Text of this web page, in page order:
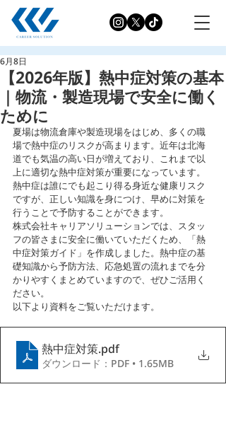
【2026年版】熱中症対策の基本
｜物流・製造現場で安全に働く
ために
6月8日
夏場は物流倉庫や製造現場をはじめ、多くの職
場で熱中症のリスクが高まります。近年は北海
道でも気温の高い日が増えており、これまで以
上に適切な熱中症対策が重要になっています。
熱中症は誰にでも起こり得る身近な健康リスク
ですが、正しい知識を身につけ、早めに対策を
行うことで予防することができます。
株式会社キャリアソリューションでは、スタッ
フの皆さまに安全に働いていただくため、「熱
中症対策ガイド」を作成しました。熱中症の基
礎知識から予防方法、応急処置の流れまでを分
かりやすくまとめていますので、ぜひご活用く
ださい。
以下より資料をご覧いただけます。
熱中症対策.pdf
ダウンロード：PDF • 1.65MB